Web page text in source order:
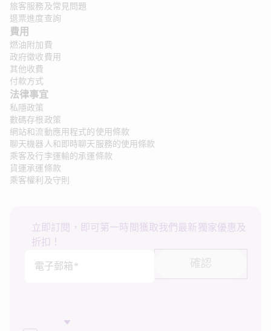
旅客服務及常見問題
退票進度查詢
費用
燃油附加費
政府徵收費用
其他收費
付款方式
法律事宜
私隱政策
數碼存根政策
網站和流動應用程式的使用條款
聊天機器人和即時聊天服務的使用條款
乘客及行李運輸的承運條款
貨運承運條款
乘客權利及守則
立即訂閱，即可第一時間獲取我們最新獨家優惠及
折扣！
電子郵箱*
確認